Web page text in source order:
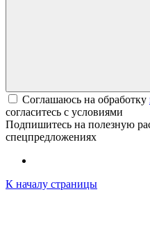
Соглашаюсь на обработку
согласитесь с условиями
Подпишитесь на полезную
спецпредложениях
К началу страницы